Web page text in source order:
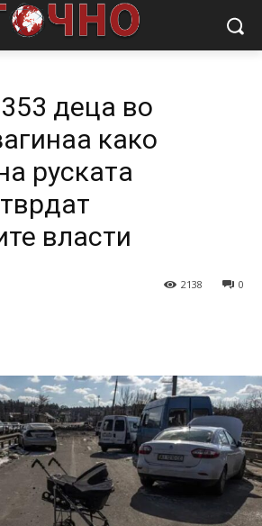
353 деца во Украина загинаа како
деца во
како
руската
власти
0
2138